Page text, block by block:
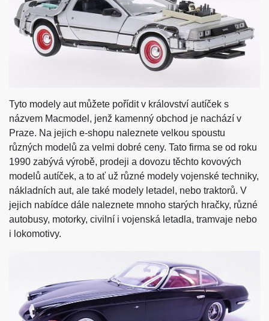
Tyto modely aut můžete pořídit v království autíček s
názvem Macmodel, jenž kamenný obchod je nachází v
Praze. Na jejich e-shopu naleznete velkou spoustu
různých modelů za velmi dobré ceny. Tato firma se od roku
1990 zabývá výrobě, prodeji a dovozu těchto kovových
modelů autíček, a to ať už různé modely vojenské techniky,
nákladních aut, ale také modely letadel, nebo traktorů. V
jejich nabídce dále naleznete mnoho starých hračky, různé
autobusy, motorky, civilní i vojenská letadla, tramvaje nebo
i lokomotivy.